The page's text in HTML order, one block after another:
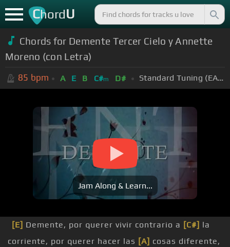
ChordU
Chords for Demente Tercer Cielo y Annette
Moreno (con Letra)
85 bpm A E B C#m D# Standard Tuning (EADGBE)
Jam Along & Learn...
[E] Demente, por querer vivir contrario a [C#] la
corriente, por querer hacer las [A] cosas diferente,